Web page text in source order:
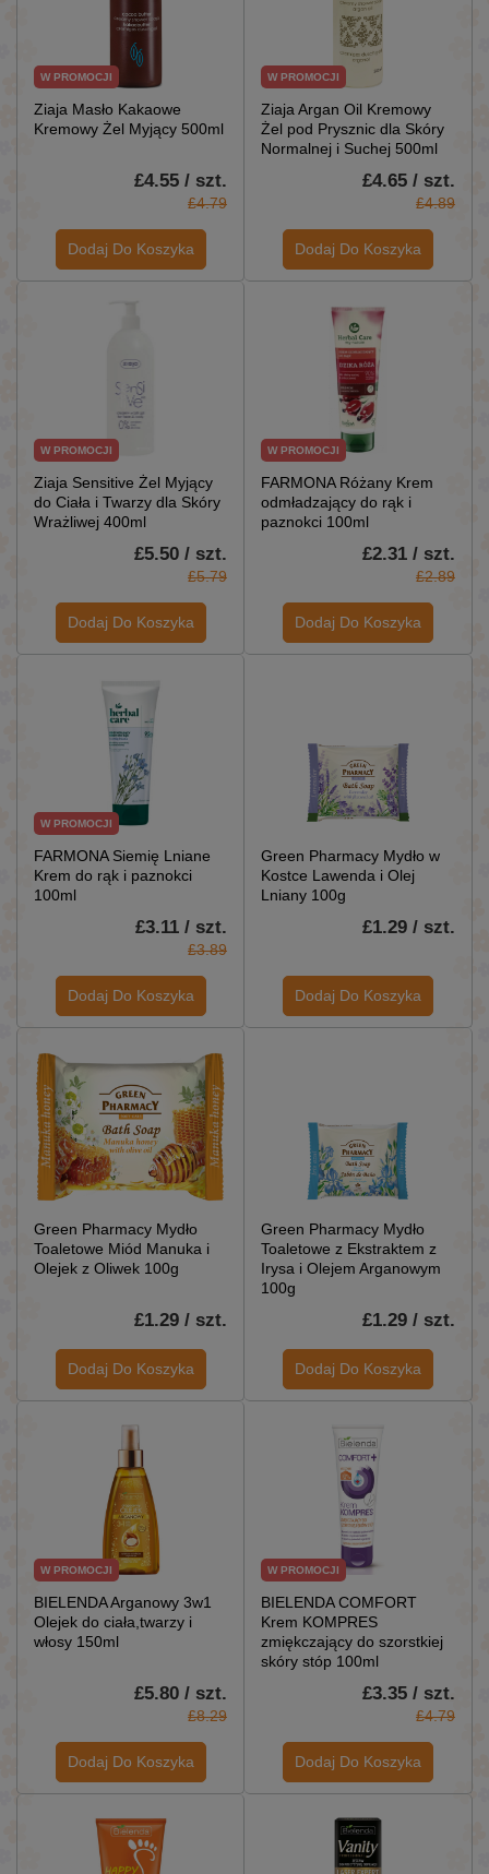
W PROMOCJI
Ziaja Masło Kakaowe
Kremowy Żel Myjący 500ml
£4.55 / szt.
£4.79
Dodaj Do Koszyka
W PROMOCJI
Ziaja Argan Oil Kremowy
Żel pod Prysznic dla Skóry
Normalnej i Suchej 500ml
£4.65 / szt.
£4.89
Dodaj Do Koszyka
W PROMOCJI
Ziaja Sensitive Żel Myjący
do Ciała i Twarzy dla Skóry
Wrażliwej 400ml
£5.50 / szt.
£5.79
Dodaj Do Koszyka
W PROMOCJI
FARMONA Różany Krem
odmładzający do rąk i
paznokci 100ml
£2.31 / szt.
£2.89
Dodaj Do Koszyka
W PROMOCJI
FARMONA Siemię Lniane
Krem do rąk i paznokci
100ml
£3.11 / szt.
£3.89
Dodaj Do Koszyka
Green Pharmacy Mydło w
Kostce Lawenda i Olej
Lniany 100g
£1.29 / szt.
Dodaj Do Koszyka
Green Pharmacy Mydło
Toaletowe Miód Manuka i
Olejek z Oliwek 100g
£1.29 / szt.
Dodaj Do Koszyka
Green Pharmacy Mydło
Toaletowe z Ekstraktem z
Irysa i Olejem Arganowym
100g
£1.29 / szt.
Dodaj Do Koszyka
W PROMOCJI
BIELENDA Arganowy 3w1
Olejek do ciała,twarzy i
włosy 150ml
£5.80 / szt.
£8.29
Dodaj Do Koszyka
W PROMOCJI
BIELENDA COMFORT
Krem KOMPRES
zmiękczający do szorstkiej
skóry stóp 100ml
£3.35 / szt.
£4.79
Dodaj Do Koszyka